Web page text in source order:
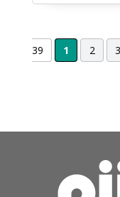
39
1 2 3